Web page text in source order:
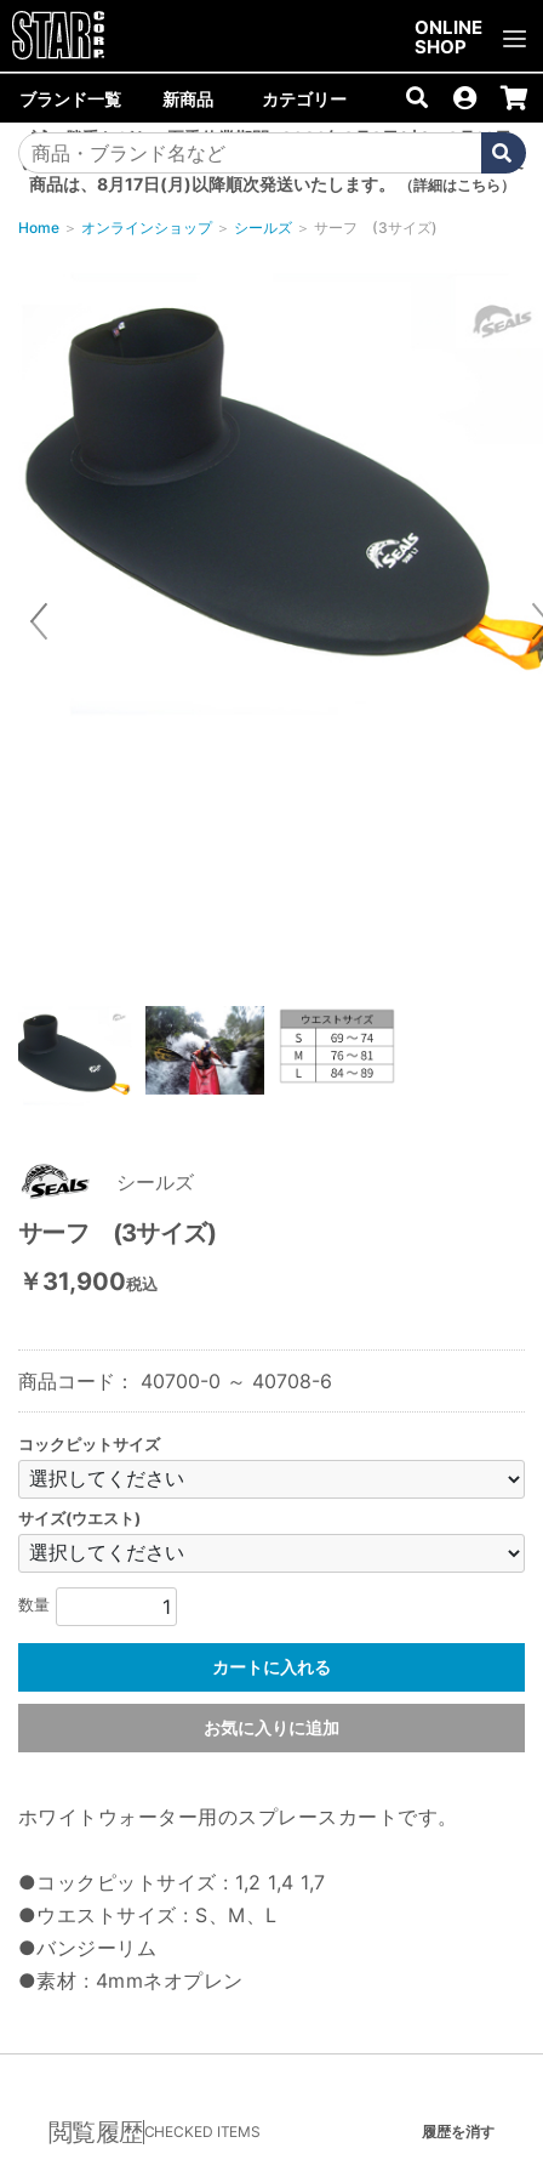
ONLINE
SHOP
ブランド一覧 新商品 カテゴリー
誠に勝手ながら、夏季休業期間<2026年8月8日(土)～8月16日
(日)>中は商品の発送を休止いたします。8月7日(金)以降のご注文
商品は、8月17日(月)以降順次発送いたします。
（詳細はこちら）
Home ＞ オンラインショップ ＞ シールズ ＞ サーフ (3サイズ)
シールズ
サーフ (3サイズ)
￥31,900税込
商品コード： 40700-0 ～ 40708-6
コックピットサイズ
サイズ(ウエスト)
数量
カートに入れる
お気に入りに追加
ホワイトウォーター用のスプレースカートです。
●コックピットサイズ : 1,2 1,4 1,7
●ウエストサイズ : S、M、L
●バンジーリム
●素材 : 4mmネオプレン
閲覧履歴CHECKED ITEMS 履歴を消す